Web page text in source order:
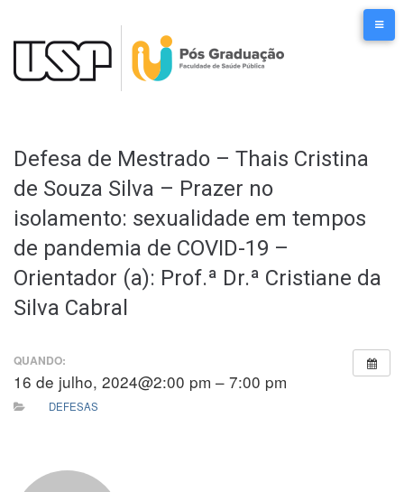
conteúdo
Defesa de Mestrado – Thais Cristina
de Souza Silva – Prazer no
isolamento: sexualidade em tempos
de pandemia de COVID-19 –
Orientador (a): Prof.ª Dr.ª Cristiane da
Silva Cabral
QUANDO:
16 de julho, 2024@2:00 pm – 7:00 pm
DEFESAS